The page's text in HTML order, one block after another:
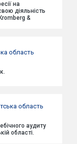
на
діяльність
&
область
область
аудиту
області.